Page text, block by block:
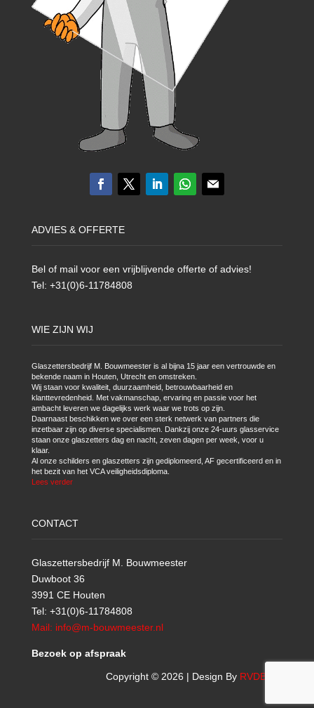
ADVIES & OFFERTE
Bel of mail voor een vrijblijvende offerte of advies!
Tel: +31(0)6-11784808
WIE ZIJN WIJ
Glaszettersbedrijf M. Bouwmeester is al bijna 15 jaar een vertrouwde en
bekende naam in Houten, Utrecht en omstreken.
Wij staan voor kwaliteit, duurzaamheid, betrouwbaarheid en
klanttevredenheid. Met vakmanschap, ervaring en passie voor het
ambacht leveren we dagelijks werk waar we trots op zijn.
Daarnaast beschikken we over een sterk netwerk van partners die
inzetbaar zijn op diverse specialismen. Dankzij onze 24-uurs glasservice
staan onze glaszetters dag en nacht, zeven dagen per week, voor u
klaar.
Al onze schilders en glaszetters zijn gediplomeerd, AF gecertificeerd en in
het bezit van het VCA veiligheidsdiploma.
Lees verder
CONTACT
Glaszettersbedrijf M. Bouwmeester
Duwboot 36
3991 CE Houten
Tel: +31(0)6-11784808
Mail: info@m-bouwmeester.nl
Bezoek op afspraak
Copyright © 2026 | Design By RVDBICT